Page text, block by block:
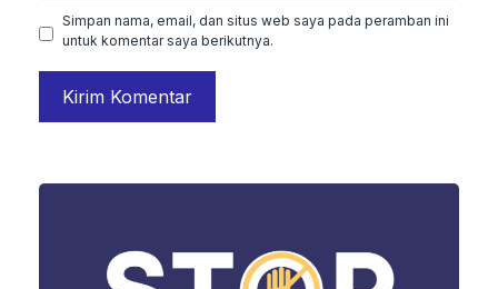
Simpan nama, email, dan situs web saya pada peramban ini
untuk komentar saya berikutnya.